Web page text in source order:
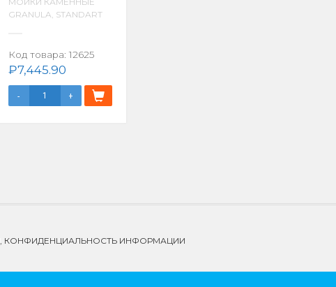
GRANULA, STANDART
Код товара: 12625
₽7,445.90
КОНФИДЕНЦИАЛЬНОСТЬ ИНФОРМАЦИИ